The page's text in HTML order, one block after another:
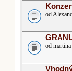
od
od